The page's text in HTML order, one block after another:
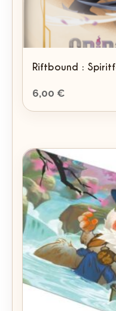
Riftbound :
6,00 €